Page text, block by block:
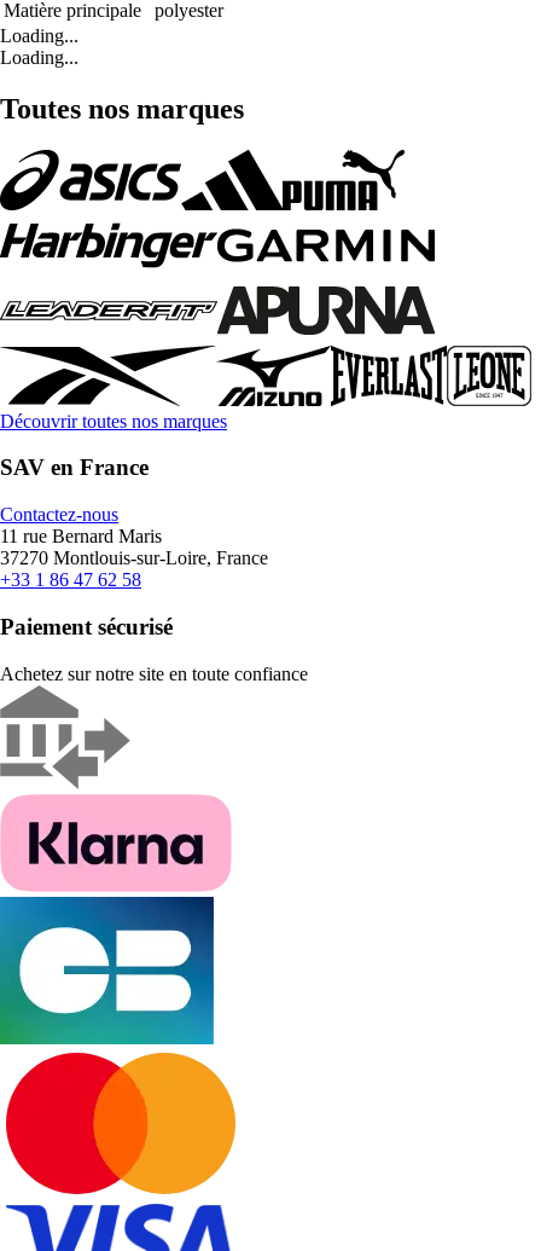
Matière principale
polyester
Loading...
Loading...
Toutes nos marques
Découvrir toutes nos marques
SAV en France
Contactez-nous
11 rue Bernard Maris
37270 Montlouis-sur-Loire, France
+33 1 86 47 62 58
Paiement sécurisé
Achetez sur notre site en toute confiance